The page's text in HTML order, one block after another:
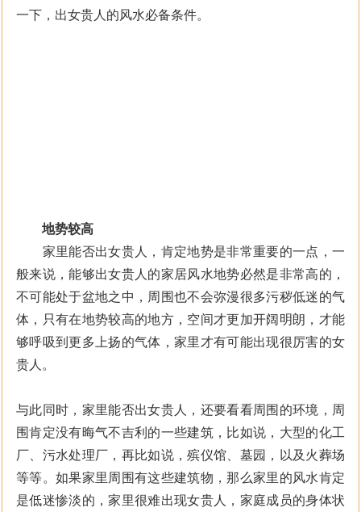
一下，出女贵人的风水必备条件。
地势较高
家里能否出女贵人，肯定地势是非常重要的一点，一
般来说，能够出女贵人的家居风水地势必然是非常高的，
不可能处于盆地之中，周围也不会弥漫很多污秽低迷的气
体，只有在地势较高的地方，空间才更加开阔明朗，才能
够呼吸到更多上扬的气体，家里才有可能出现很厉害的女
贵人。
与此同时，家里能否出女贵人，还要看看周围的环境，周
围肯定没有晦气不吉利的一些建筑，比如说，大型的化工
厂、污水处理厂，再比如说，殡仪馆、墓园，以及火葬场
等等。如果家里周围有这些建筑物，那么家里的风水肯定
是低迷惨淡的，家里很难出现女贵人，家庭成员的身体状